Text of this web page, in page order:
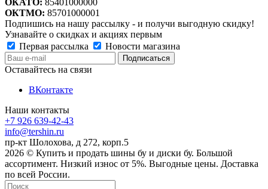
ОКАТО: 85401000000
ОКТМО: 85701000001
Подпишись на нашу рассылку - и получи выгодную скидку!
Узнавайте о скидках и акциях первым
Первая рассылка
Новости магазина
Оставайтесь на связи
ВКонтакте
Наши контакты
+7 926 639-42-43
info@tershin.ru
пр-кт Шолохова, д 272, корп.5
2026 © Купить и продать шины бу и диски бу. Большой
ассортимент. Низкий износ от 5%. Выгодные цены. Доставка
по всей России.